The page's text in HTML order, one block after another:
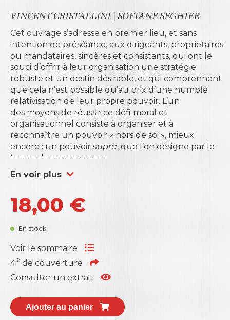
VINCENT CRISTALLINI | SOFIANE SEGHIER
Cet ouvrage s’adresse en premier lieu, et sans
intention de préséance, aux dirigeants, propriétaires
ou mandataires, sincères et consistants, qui ont le
souci d’offrir à leur organisation une stratégie
robuste et un destin désirable, et qui comprennent
que cela n’est possible qu’au prix d’une humble
relativisation de leur propre pouvoir. L’un
des moyens de réussir ce défi moral et
organisationnel consiste à organiser et à
reconnaître un pouvoir « hors de soi », mieux
encore : un pouvoir supra, que l’on désigne par le
terme de gouvernance.
En second lieu, l’ouvrage s’adresse naturellement
aux gouvernants, eux aussi propriétaires ou
qu’ils ne succombent pas à l’
comprennent ce phénomène si pernicieux : le
pouvoir permet de ne pas être compétent et, dans
En troisième lieu, le propos passionnera aussi tous
ceux qui s’intéressent à la gestion et
managers, qui souhaitent investiguer l’une des
organisations.
En effet, dans de nombreuses organisations, les
En voir plus
18,00 €
En stock
Voir le sommaire
4e de couverture
Consulter un extrait
Ajouter au panier